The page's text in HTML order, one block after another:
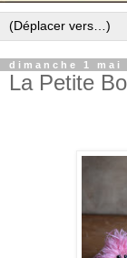
dimanche 1 mai
La Petite